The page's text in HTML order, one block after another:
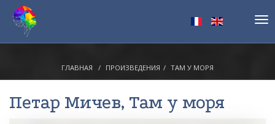
ГЛАВНАЯ ПРОИЗВЕДЕНИЯ ТАМ У МОРЯ
Петар Мичев, Там у моря